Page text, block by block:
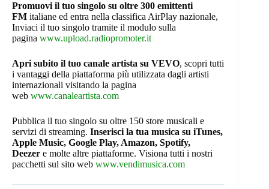
Promuovi il tuo singolo su oltre 300 emittenti
FM italiane ed entra nella classifica AirPlay nazionale,
Inviaci il tuo singolo tramite il modulo sulla
pagina www.upload.radiopromoter.it
Apri subito il tuo canale artista su VEVO, scopri tutti
i vantaggi della piattaforma più utilizzata dagli artisti
internazionali visitando la pagina
web www.canaleartista.com
Pubblica il tuo singolo su oltre 150 store musicali e
servizi di streaming. Inserisci la tua musica su iTunes,
Apple Music, Google Play, Amazon, Spotify,
Deezer e molte altre piattaforme. Visiona tutti i nostri
pacchetti sul sito web www.vendimusica.com